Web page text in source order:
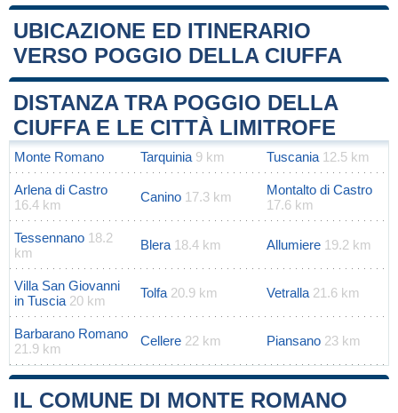
UBICAZIONE ED ITINERARIO
VERSO POGGIO DELLA CIUFFA
+
−
Leaflet Map data ©OpenStreetMapcontributors
DISTANZA TRA POGGIO DELLA
CIUFFA E LE CITTÀ LIMITROFE
Monte Romano Tarquinia 9 km Tuscania 12.5 km
Arlena di Castro
16.4 km
Canino 17.3 km
Montalto di Castro
17.6 km
Tessennano 18.2
km
Blera 18.4 km Allumiere 19.2 km
Villa San Giovanni
in Tuscia 20 km
Tolfa 20.9 km Vetralla 21.6 km
Barbarano Romano
21.9 km
Cellere 22 km Piansano 23 km
IL COMUNE DI MONTE ROMANO